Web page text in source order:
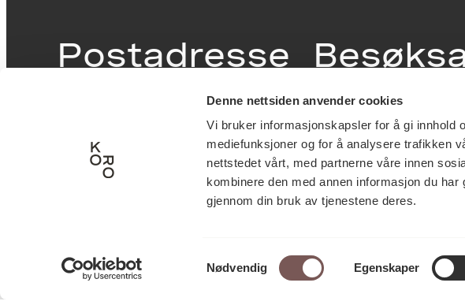
Denne nettsiden anvender cookies
Vi bruker informasjonskapsler for å gi innhold
mediefunksjoner og for å analysere trafikken
nettstedet vårt, med partnerne våre innen
kombinere den med annen informasjon du
gjennom din bruk av tjenestene deres.
Samtykkevalg
Nødvendig Egenskaper
Postadresse
0130 Oslo
inngang Løkkeveien,
0251 Oslo